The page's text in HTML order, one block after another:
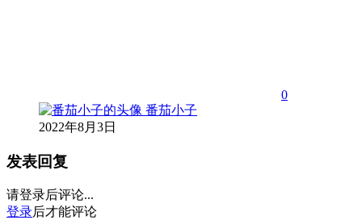
0
番茄小子
2022年8月3日
发表回复
请登录后评论...
登录后才能评论